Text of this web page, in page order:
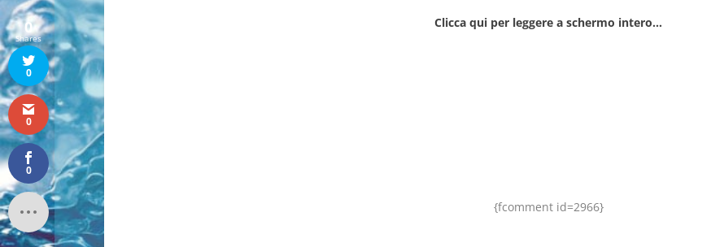
Clicca qui per leggere a schermo intero…
{fcomment id=2966}
0
Shares
0
0
0